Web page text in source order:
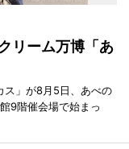
リーム万博「あ
ス」が8月5日、あべの
9階催会場で始まっ